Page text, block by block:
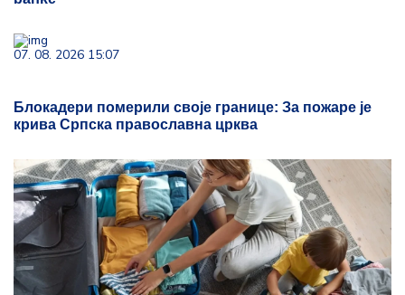
07. 08. 2026 15:07
Блокадери померили своје границе: За пожаре је
крива Српска православна црква